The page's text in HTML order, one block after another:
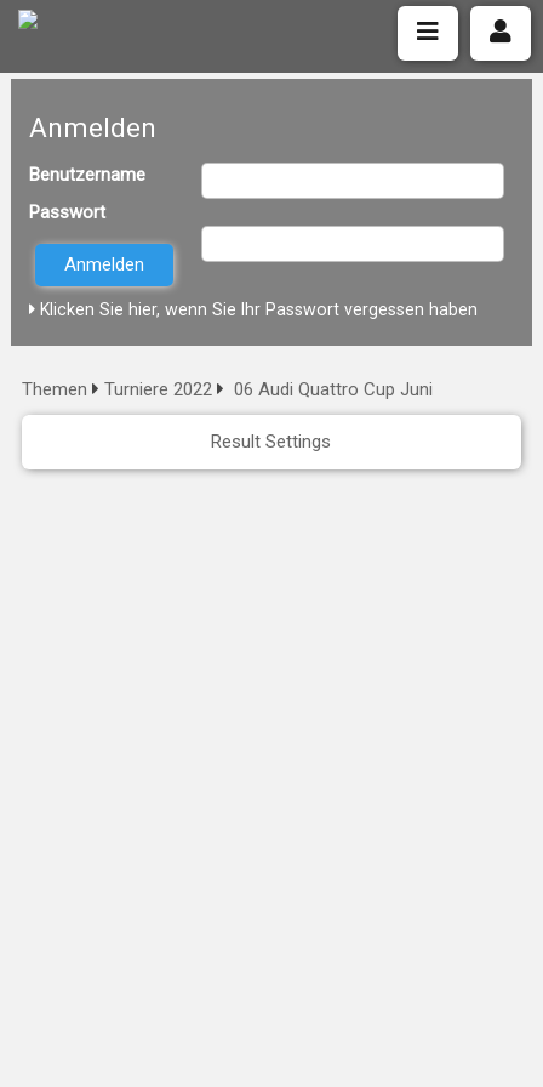
Anmelden
Benutzername
Passwort
Klicken Sie hier, wenn Sie Ihr Passwort vergessen haben
Themen Turniere 2022 06 Audi Quattro Cup Juni
Result Settings